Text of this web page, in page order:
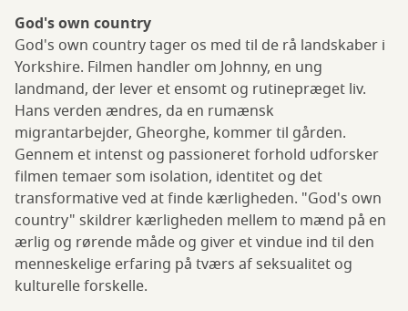
God's own country
God's own country tager os med til de rå landskaber i
Yorkshire. Filmen handler om Johnny, en ung
landmand, der lever et ensomt og rutinepræget liv.
Hans verden ændres, da en rumænsk
migrantarbejder, Gheorghe, kommer til gården.
Gennem et intenst og passioneret forhold udforsker
filmen temaer som isolation, identitet og det
transformative ved at finde kærligheden. "God's own
country" skildrer kærligheden mellem to mænd på en
ærlig og rørende måde og giver et vindue ind til den
menneskelige erfaring på tværs af seksualitet og
kulturelle forskelle.